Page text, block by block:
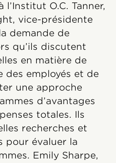
O.C. Tanner,
vice-présidente
demande de
qu’ils discutent
en matière de
des employés et de
une approche
d’avantages
totales. Ils
recherches et
pour évaluer la
Emily Sharpe,